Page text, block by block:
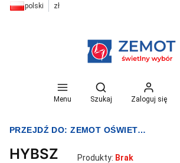
polski zł
Menu
Otwórz wyszukiwarkę
Szukaj Zaloguj się
PRZEJDŹ DO:ZEMOT OŚWIETLENIE I ELEKTRYKA
HYBSZ Produkty: Brak